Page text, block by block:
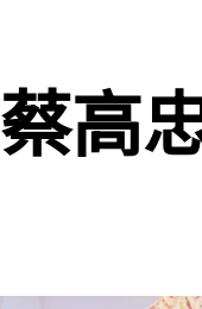
蔡高